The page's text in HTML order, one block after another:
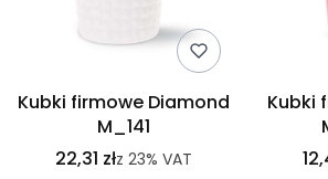
Kubki firmowe Diamond
M_141
22,31 złz 23% VAT
Kubki